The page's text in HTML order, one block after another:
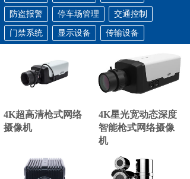
防盗报警
停车场管理
交通控制
门禁系统
显示设备 传输设备
4K超高清枪式网络
摄像机
4K星光宽动态深度
智能枪式网络摄像
机